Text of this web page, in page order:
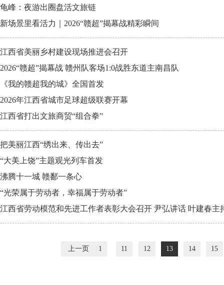
龟峰：夜游出圈盘活文旅链
新场景里看活力｜2026“赣超”揭幕战精彩瞬间
江西省美丽乡村建设现场推进会召开
2026“赣超”揭幕战 赣州队客场1:0战胜东道主南昌队
《我的赣超我的城》全国首发
2026年江西省城市足球超级联赛开幕
江西省打出文旅商贸“组合拳”
把美丽江西“绣出来、传出去”
“大美上饶”主题观光列车首发
沸腾十一城 赣鄱一条心
“光荣属于劳动者，幸福属于劳动者”
江西省劳动模范和先进工作者表彰大会召开 尹弘讲话 叶建春主
上一页 1 11 12 13 14 15